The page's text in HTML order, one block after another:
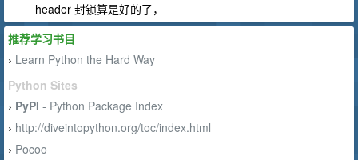
header 封锁算是好的了，
推荐学习书目
› Learn Python the Hard Way
Python Sites
› PyPI - Python Package Index
› http://diveintopython.org/toc/index.html
› Pocoo